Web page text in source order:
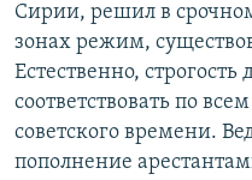
Сирии, решил в
зонах режим,
Естественно,
соответствовать по
советского времени.
пополнение